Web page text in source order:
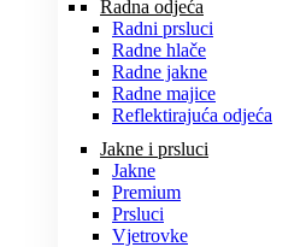
Radna odjeća
Radni prsluci
Radne hlače
Radne jakne
Radne majice
Reflektirajuća odjeća
Jakne i prsluci
Jakne
Premium
Prsluci
Vjetrovke